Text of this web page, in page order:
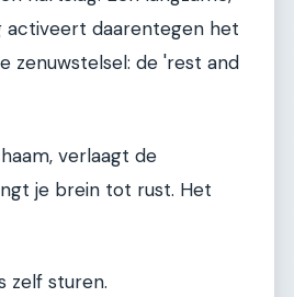
activeert daarentegen het
zenuwstelsel: de 'rest and
verlaagt de
je brein tot rust. Het
zelf sturen.